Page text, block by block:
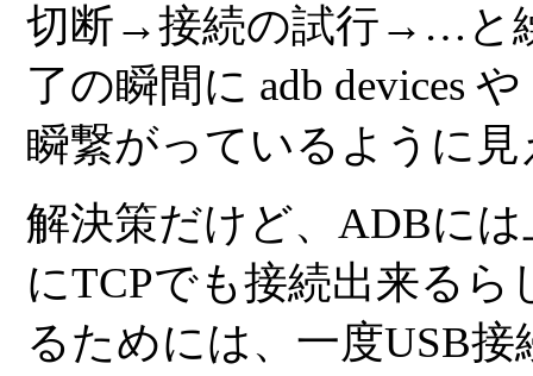
切断→接続の試行→…と
了の瞬間に adb devices や
瞬繋がっているように
解決策だけど、ADBに
にTCPでも接続出来る
るためには、一度USB